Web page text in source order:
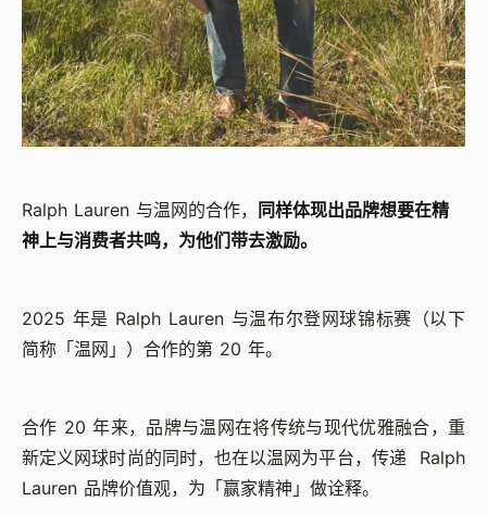
Ralph Lauren 与温网的合作，
同样体现出品牌想要在精
神上与消费者共鸣，为他们带去激励。
2025 年是 Ralph Lauren 与温布尔登网球锦标赛（以下
简称「温网」）合作的第 20 年。
合作 20 年来，品牌与温网在将传统与现代优雅融合，重
新定义网球时尚的同时，也在以温网为平台，传递 Ralph
Lauren 品牌价值观，为「赢家精神」做诠释。